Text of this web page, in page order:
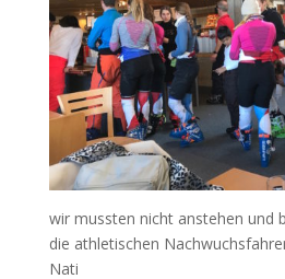
wir mussten nicht anstehen und
die athletischen
Nati